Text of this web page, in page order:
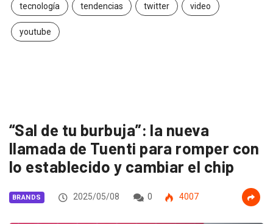
tecnología tendencias twitter video
youtube
“Sal de tu burbuja”: la nueva
llamada de Tuenti para romper con
lo establecido y cambiar el chip
BRANDS 2025/05/08 0 4007